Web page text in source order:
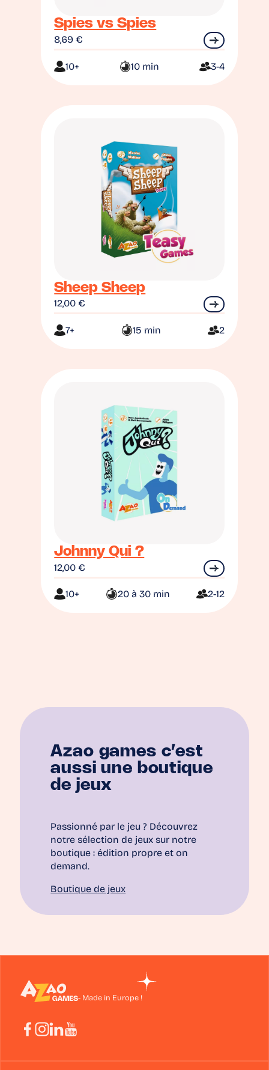
Spies vs Spies
8,69€
10+ 10 min 3-4
Sheep Sheep
12,00€
7+ 15 min 2
Johnny Qui ?
12,00€
10+ 20 à 30 min 2-12
Azao games c’est
aussi une boutique
de jeux
Passionné par le jeu ? Découvrez
notre sélection de jeux sur notre
boutique : édition propre et on
demand.
Boutique de jeux
- Made in Europe !